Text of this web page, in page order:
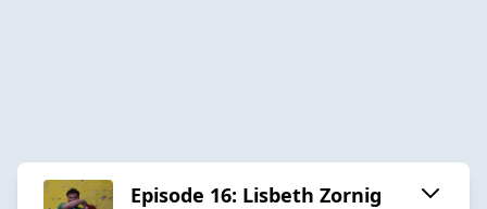
Episode 16: Lisbeth Zornig